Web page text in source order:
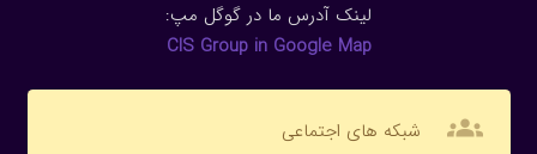
لینک آدرس ما در گوگل مپ:
CIS Group in Google Map
groups شبکه های اجتماعی